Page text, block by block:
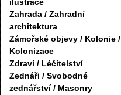
Zahrada / Zahradní
architektura
Zámořské objevy / Kolonie /
Kolonizace
Zdraví / Léčitelství
Zednáři / Svobodné
zednářství / Masonry